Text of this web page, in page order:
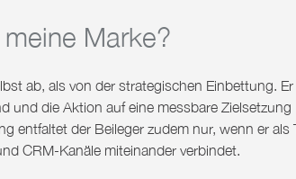
Marke?
ab, als von der strategischen Einbettung. Er
und die Aktion auf eine messbare Zielsetzung
entfaltet der Beileger zudem nur, wenn er als
CRM-Kanäle miteinander verbindet.